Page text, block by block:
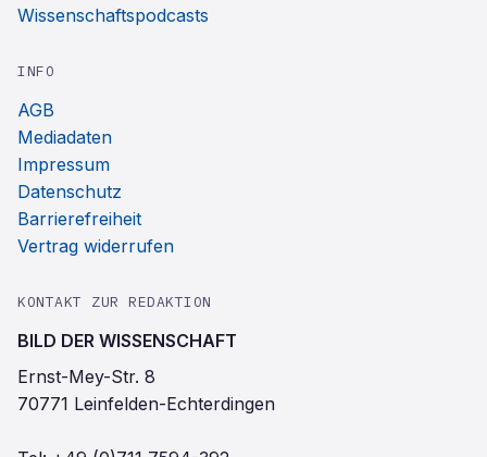
Wissenschaftspodcasts
INFO
AGB
Mediadaten
Impressum
Datenschutz
Barrierefreiheit
Vertrag widerrufen
KONTAKT ZUR REDAKTION
BILD DER WISSENSCHAFT
Ernst-Mey-Str. 8
70771 Leinfelden-Echterdingen